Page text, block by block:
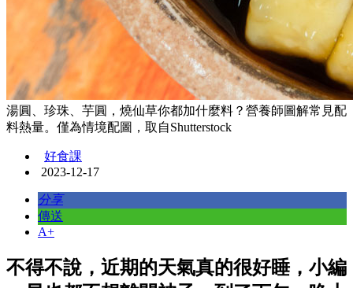
湯圓、珍珠、芋圓，燒仙草你都加什麼料？營養師圖解常見配
料熱量。僅為情境配圖，取自Shutterstock
好食課
2023-12-17
分享
傳送
A+
不得不說，近期的天氣真的很好睡，小編